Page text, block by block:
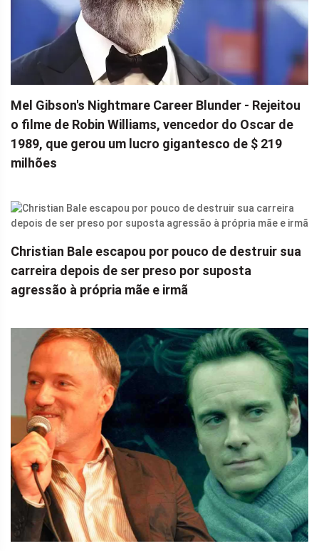
Mel Gibson's Nightmare Career Blunder - Rejeitou
o filme de Robin Williams, vencedor do Oscar de
1989, que gerou um lucro gigantesco de $ 219
milhões
Christian Bale escapou por pouco de destruir sua
carreira depois de ser preso por suposta
agressão à própria mãe e irmã